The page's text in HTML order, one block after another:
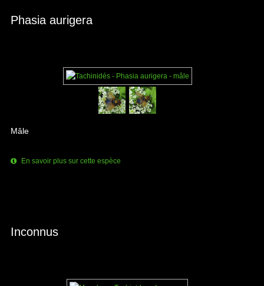
Phasia aurigera
Mâle
En savoir plus sur cette espèce
Inconnus